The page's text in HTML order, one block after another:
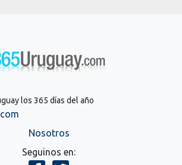
los 365 días del año
Nosotros
Seguinos en: